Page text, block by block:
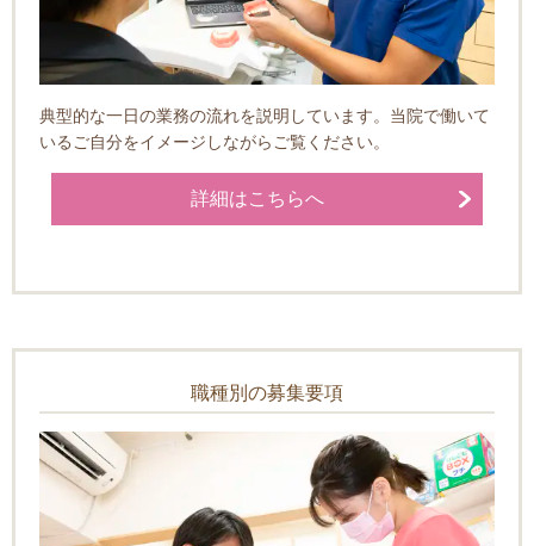
典型的な一日の業務の流れを説明しています。当院で働いて
いるご自分をイメージしながらご覧ください。
詳細はこちらへ
職種別の募集要項